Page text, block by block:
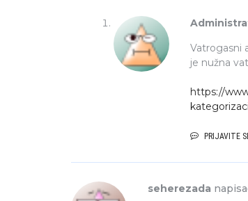
Vatrogasni
je nužna
https://
PRIJAVITE
seherezada